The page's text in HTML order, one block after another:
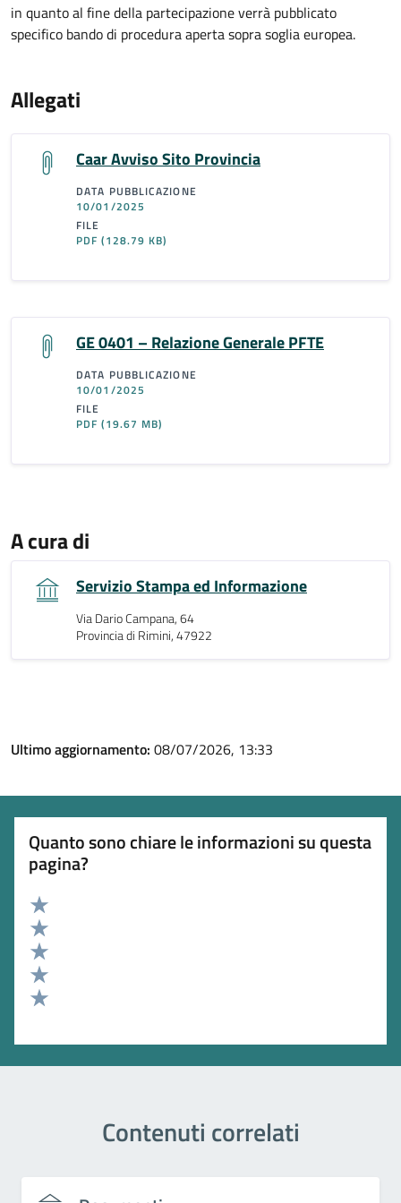
in quanto al fine della partecipazione verrà pubblicato
specifico bando di procedura aperta sopra soglia europea.
Allegati
Caar Avviso Sito Provincia
DATA PUBBLICAZIONE
10/01/2025
FILE
PDF(128.79 KB)
GE 0401 – Relazione Generale PFTE
DATA PUBBLICAZIONE
10/01/2025
FILE
PDF(19.67 MB)
A cura di
Servizio Stampa ed Informazione
Via Dario Campana, 64
Provincia di Rimini, 47922
Ultimo aggiornamento: 08/07/2026, 13:33
Quanto sono chiare le informazioni su questa
pagina?
Valuta 5 stelle su 5
Valuta 4 stelle su 5
Valuta 3 stelle su 5
Valuta 2 stelle su 5
Contenuti correlati